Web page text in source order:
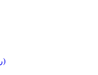
Ruhani Lal Mirch (روحانی لال مرچ)